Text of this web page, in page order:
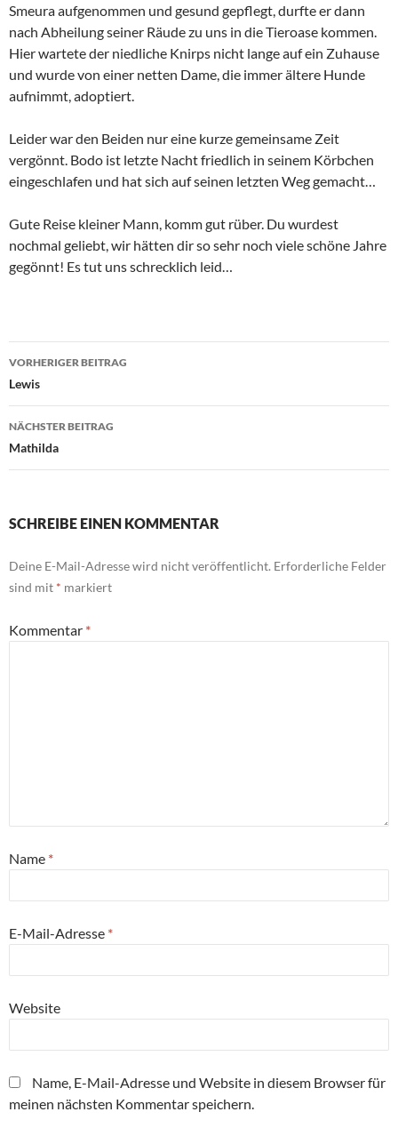
Smeura aufgenommen und gesund gepflegt, durfte er dann
nach Abheilung seiner Räude zu uns in die Tieroase kommen.
Hier wartete der niedliche Knirps nicht lange auf ein Zuhause
und wurde von einer netten Dame, die immer ältere Hunde
aufnimmt, adoptiert.
Leider war den Beiden nur eine kurze gemeinsame Zeit
vergönnt. Bodo ist letzte Nacht friedlich in seinem Körbchen
eingeschlafen und hat sich auf seinen letzten Weg gemacht…
Gute Reise kleiner Mann, komm gut rüber. Du wurdest
nochmal geliebt, wir hätten dir so sehr noch viele schöne Jahre
gegönnt! Es tut uns schrecklich leid…
Beitragsnavigation
VORHERIGER BEITRAG
Lewis
NÄCHSTER BEITRAG
Mathilda
SCHREIBE EINEN KOMMENTAR
Deine E-Mail-Adresse wird nicht veröffentlicht. Erforderliche Felder
sind mit * markiert
Kommentar *
Name *
E-Mail-Adresse *
Website
Name, E-Mail-Adresse und Website in diesem Browser für
meinen nächsten Kommentar speichern.